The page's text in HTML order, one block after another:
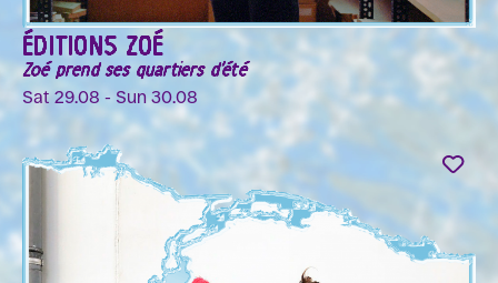
ÉDITIONS ZOÉ
Zoé prend ses quartiers d'été
Sat 29.08 - Sun 30.08